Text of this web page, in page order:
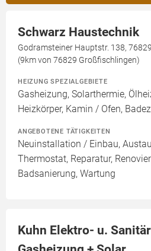
Schwarz Haustechnik
Godramsteiner Hauptstr. 138,
(9km von 76829 Großfischlingen)
HEIZUNG SPEZIALGEBIETE
Gasheizung, Solarthermie,
Heizkörper, Kamin / Ofen,
ANGEBOTENE TÄTIGKEITEN
Neuinstallation / Einbau,
Thermostat, Reparatur,
Badsanierung, Wartung
Kuhn Elektro- u.